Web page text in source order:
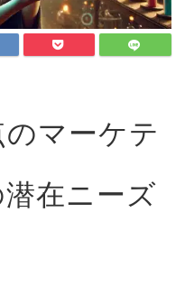
マーケテ
在ニーズ